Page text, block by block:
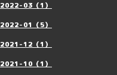
2022-03（1）
2022-01（5）
2021-12（1）
2021-10（1）